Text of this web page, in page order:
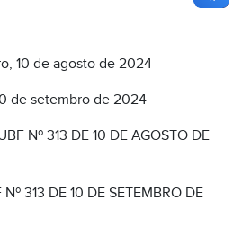
10 de agosto de 2024
de setembro de 2024
Nº 313 DE 10 DE AGOSTO DE
313 DE 10 DE SETEMBRO DE